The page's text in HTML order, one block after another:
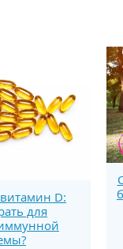
D:
для